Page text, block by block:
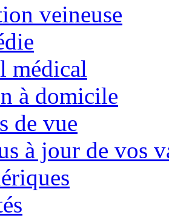
veineuse
médical
à domicile
de vue
à jour de vos